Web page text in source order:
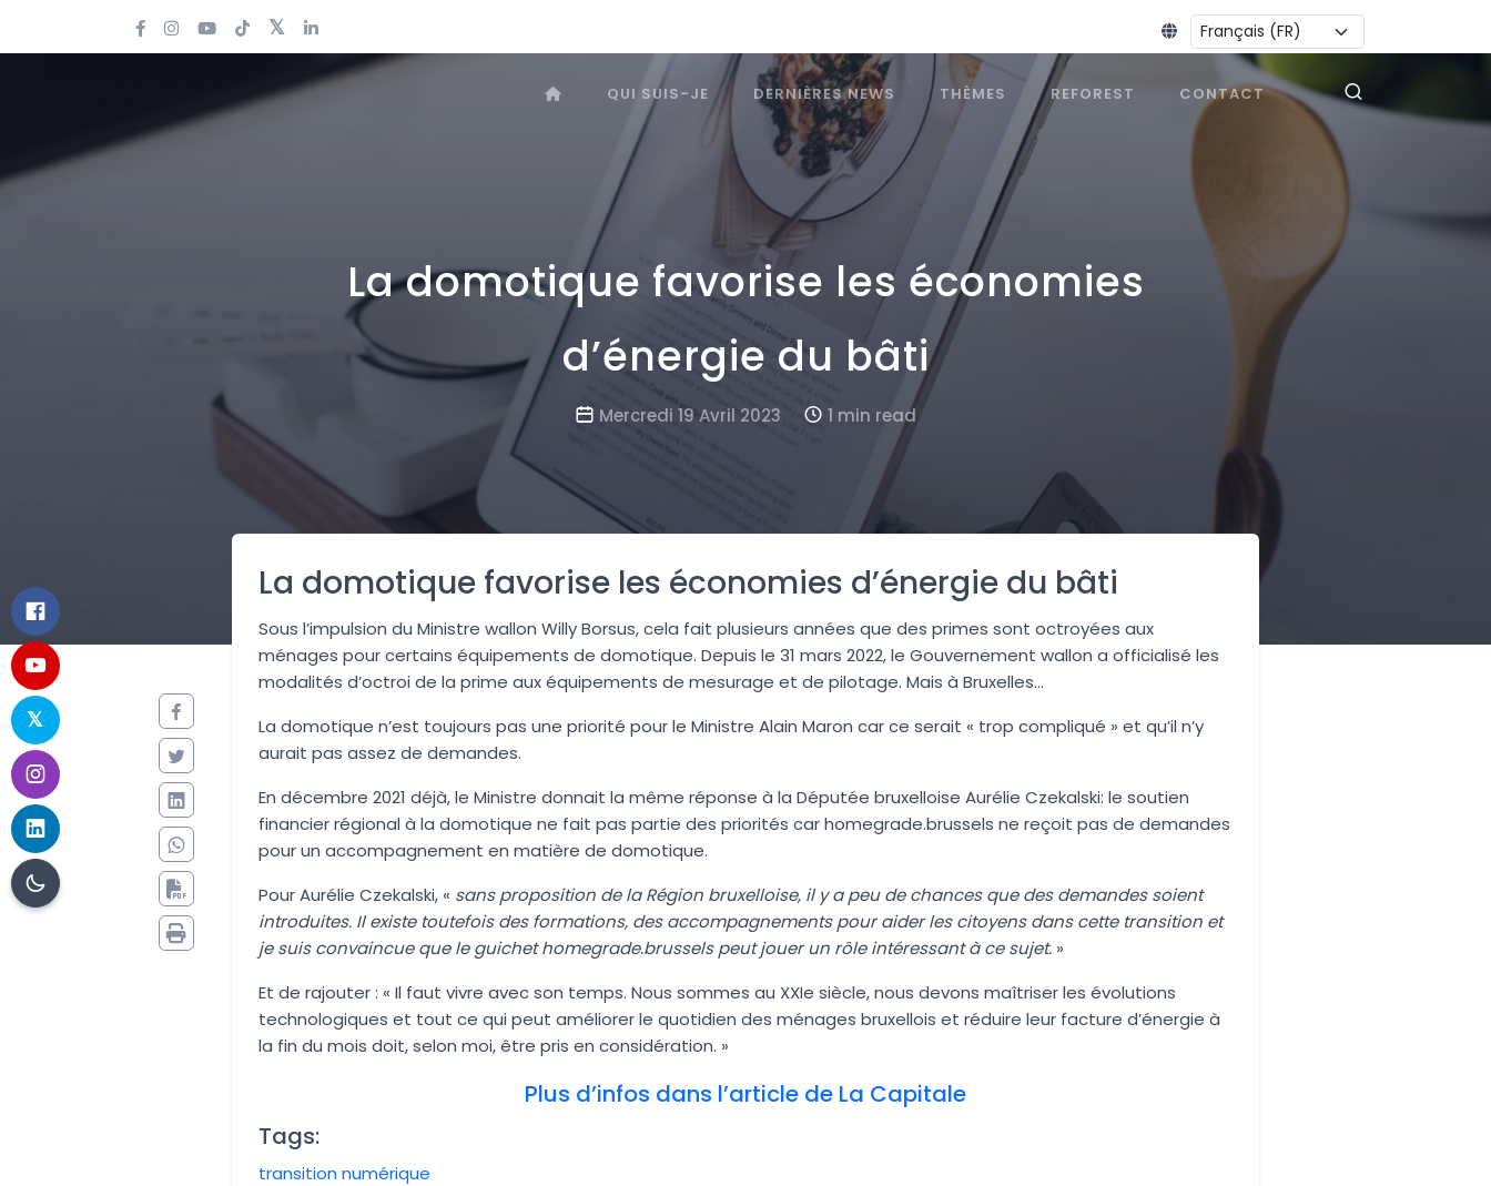
Changer la langue :
QUI SUIS-JE DERNIÈRES NEWS THÈMES REFOREST CONTACT
La domotique favorise les économies
d’énergie du bâti
Mercredi 19 Avril 2023 1 min read
La domotique favorise les économies d’énergie du bâti
Sous l’impulsion du Ministre wallon Willy Borsus, cela fait plusieurs années que des primes sont octroyées aux
ménages pour certains équipements de domotique. Depuis le 31 mars 2022, le Gouvernement wallon a officialisé les
modalités d’octroi de la prime aux équipements de mesurage et de pilotage. Mais à Bruxelles…
La domotique n’est toujours pas une priorité pour le Ministre Alain Maron car ce serait « trop compliqué » et qu’il n’y
aurait pas assez de demandes.
En décembre 2021 déjà, le Ministre donnait la même réponse à la Députée bruxelloise Aurélie Czekalski: le soutien
financier régional à la domotique ne fait pas partie des priorités car homegrade.brussels ne reçoit pas de demandes
pour un accompagnement en matière de domotique.
Pour Aurélie Czekalski, « sans proposition de la Région bruxelloise, il y a peu de chances que des demandes soient
introduites. Il existe toutefois des formations, des accompagnements pour aider les citoyens dans cette transition et
je suis convaincue que le guichet homegrade.brussels peut jouer un rôle intéressant à ce sujet. »
Et de rajouter : « Il faut vivre avec son temps. Nous sommes au XXIe siècle, nous devons maîtriser les évolutions
technologiques et tout ce qui peut améliorer le quotidien des ménages bruxellois et réduire leur facture d’énergie à
la fin du mois doit, selon moi, être pris en considération. »
Plus d’infos dans l’article de La Capitale
Tags:
transition numérique